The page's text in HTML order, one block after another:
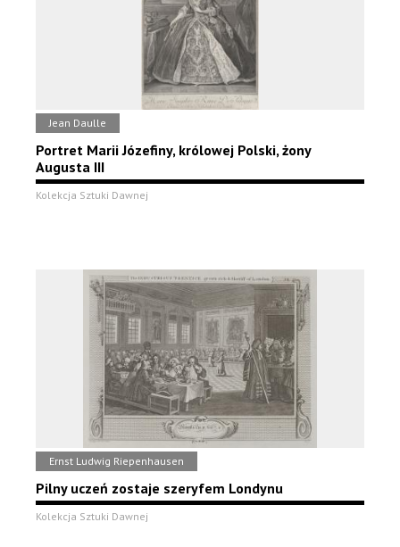
Jean Daulle
Portret Marii Józefiny, królowej Polski, żony
Augusta III
Kolekcja Sztuki Dawnej
Ernst Ludwig Riepenhausen
Pilny uczeń zostaje szeryfem Londynu
Kolekcja Sztuki Dawnej